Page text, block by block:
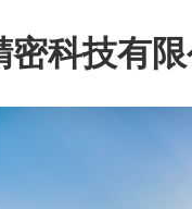
密科技有